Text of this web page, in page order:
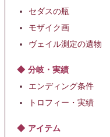
セダスの瓶
モザイク画
ヴェイル測定の遺物
分岐・実績
エンディング条件
トロフィー・実績
アイテム